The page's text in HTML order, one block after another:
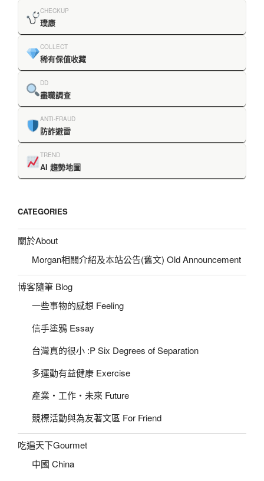
CHECKUP
璞康
COLLECT
稀有保值收藏
DD
盡職調查
ANTI-FRAUD
防詐避雷
TREND
AI 趨勢地圖
CATEGORIES
關於About
Morgan相關介紹及本站公告(舊文) Old Announcement
博客隨筆 Blog
一些事物的感想 Feeling
信手塗鴉 Essay
台灣真的很小 :P Six Degrees of Separation
多運動有益健康 Exercise
產業‧工作‧未來 Future
競標活動與為友著文區 For Friend
吃遍天下Gourmet
中國 China